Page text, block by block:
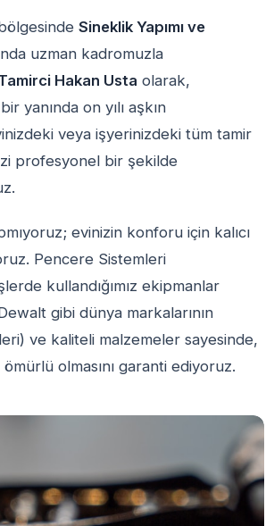
Sineklik Yapımı ve
uzman kadromuzla
Hakan Usta olarak,
yanında on yılı aşkın
veya işyerinizdeki tüm tamir
profesyonel bir şekilde
evinizin konforu için kalıcı
Pencere Sistemleri
kullandığımız ekipmanlar
gibi dünya markalarının
ve kaliteli malzemeler sayesinde,
olmasını garanti ediyoruz.